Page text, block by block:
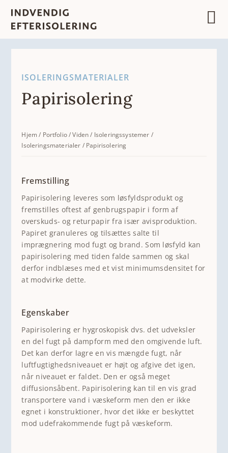
Skip
ISOLERINGSMATERIALER
Papirisolering
Hjem / Portfolio/Viden/ Isoleringssystemer /
Isoleringsmaterialer / Papirisolering
Fremstilling
Papirisolering leveres som løsfyldsprodukt og
fremstilles oftest af genbrugspapir i form af
overskuds- og returpapir fra især avisproduktion.
Papiret granuleres og tilsættes salte til
imprægnering mod fugt og brand. Som løsfyld kan
papirisolering med tiden falde sammen og skal
derfor indblæses med et vist minimumsdensitet for
at modvirke dette.
Egenskaber
Papirisolering er hygroskopisk dvs. det udveksler
en del fugt på dampform med den omgivende luft.
Det kan derfor lagre en vis mængde fugt, når
luftfugtighedsniveauet er højt og afgive det igen,
når niveauet er faldet. Den er også meget
diffusionsåbent. Papirisolering kan til en vis grad
transportere vand i væskeform men den er ikke
egnet i konstruktioner, hvor det ikke er beskyttet
mod udefrakommende fugt på væskeform.